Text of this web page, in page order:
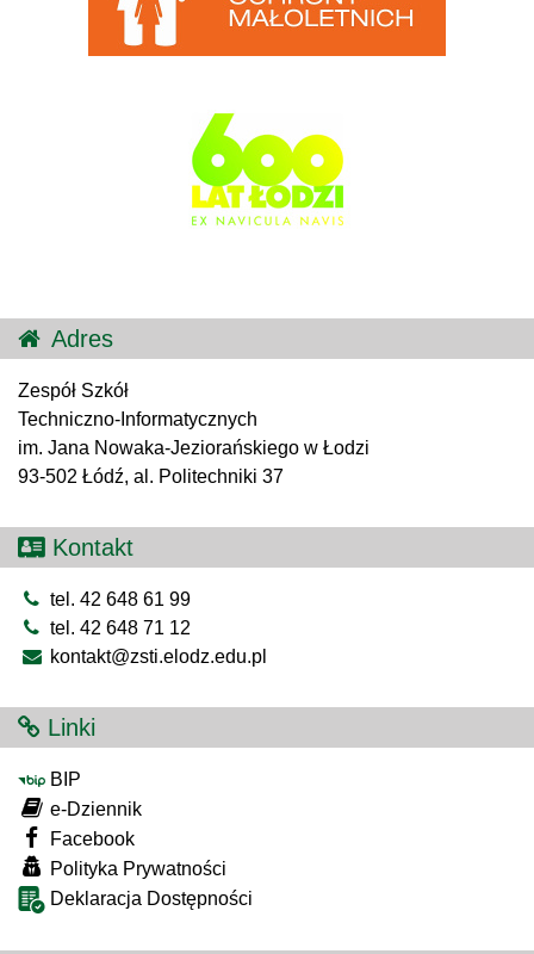
Adres
Zespół Szkół
Techniczno-Informatycznych
im. Jana Nowaka-Jeziorańskiego w Łodzi
93-502 Łódź, al. Politechniki 37
Kontakt
tel. 42 648 61 99
tel. 42 648 71 12
kontakt@zsti.elodz.edu.pl
Linki
BIP
e-Dziennik
Facebook
Polityka Prywatności
Deklaracja Dostępności